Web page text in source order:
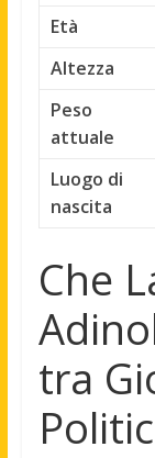
Età
Altezza
Peso
attuale
Luogo di
nascita
Che
tra